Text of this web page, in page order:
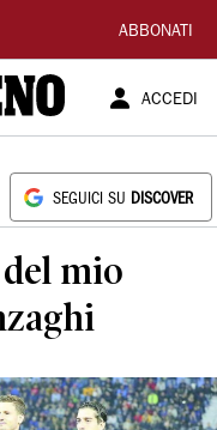
ABBONATI
ACCEDI
SEGUICI SU DISCOVER
mio